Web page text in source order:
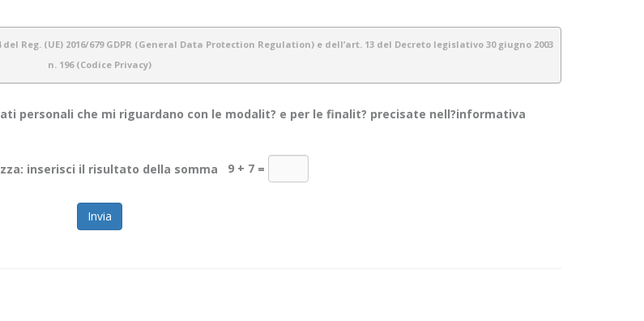
(UE) 2016/679 GDPR (General Data Protection Regulation) e dell’art. 13 del Decreto legislativo 30 giugno 2003
n. 196 (Codice Privacy)
dei nostri utenti.
informativa è di fornire la massima trasparenza relativamente alle informazioni che il sito raccoglie e su come le usa.
personali che mi riguardano con le modalit? e per le finalit? precisate nell?informativa
inserisci il risultato della somma 9 + 7=